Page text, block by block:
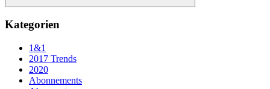
Suchen
Kategorien
1&1
2017 Trends
2020
Abonnements